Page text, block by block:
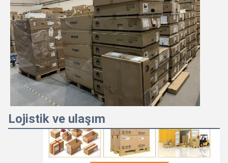
Lojistik ve ulaşım